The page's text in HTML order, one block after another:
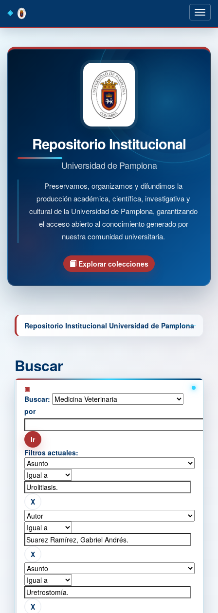
navigation
Repositorio Institucional
Universidad de Pamplona
Preservamos, organizamos y difundimos la
producción académica, científica, investigativa y
cultural de la Universidad de Pamplona, garantizando
el acceso abierto al conocimiento generado por
nuestra comunidad universitaria.
Explorar colecciones
Repositorio Institucional Universidad de Pamplona
Buscar
Buscar:
por
Filtros actuales: